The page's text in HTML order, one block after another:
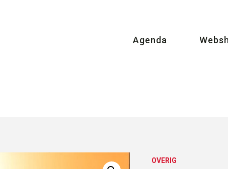
Agenda
OVERIG